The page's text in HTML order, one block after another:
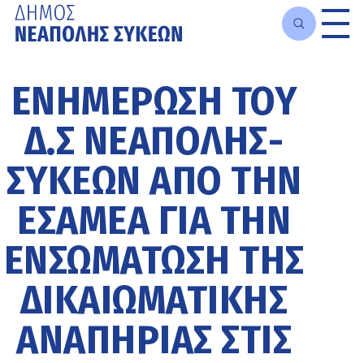
κυρίως
περιεχόμενο
ΕΝΗΜΈΡΩΣΗ ΤΟΥ
Δ.Σ ΝΕΆΠΟΛΗΣ-
ΣΥΚΕΏΝ ΑΠΌ ΤΗΝ
ΕΣΑΜΕΑ ΓΙΑ ΤΗΝ
ΕΝΣΩΜΆΤΩΣΗ ΤΗΣ
ΔΙΚΑΙΩΜΑΤΙΚΉΣ
ΑΝΑΠΗΡΊΑΣ ΣΤΙΣ